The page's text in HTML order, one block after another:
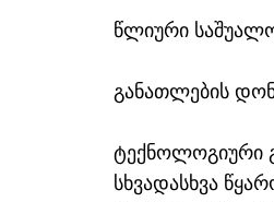
წლიური
განათლების
ტექნოლოგიური
სხვადასხვა